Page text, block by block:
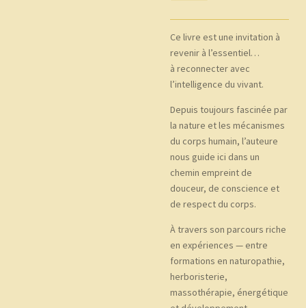
Ce livre est une invitation à
revenir à l’essentiel…
à reconnecter avec
l’intelligence du vivant.
Depuis toujours fascinée par
la nature et les mécanismes
du corps humain, l’auteure
nous guide ici dans un
chemin empreint de
douceur, de conscience et
de respect du corps.
À travers son parcours riche
en expériences — entre
formations en naturopathie,
herboristerie,
massothérapie, énergétique